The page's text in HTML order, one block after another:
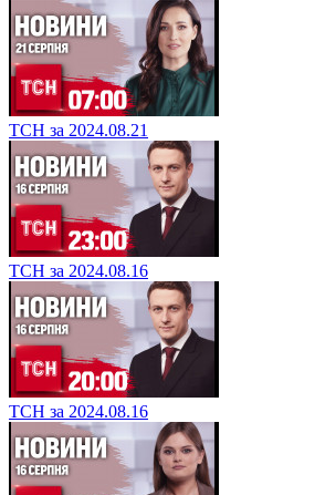
ТСН за 2024.08.21
ТСН за 2024.08.16
ТСН за 2024.08.16